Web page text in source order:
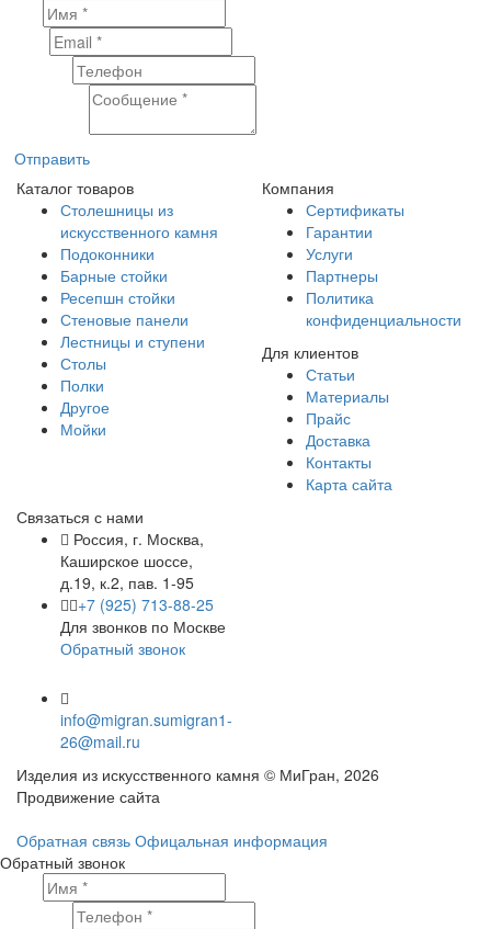
Отправить
Каталог товаров
Столешницы из
искусственного камня
Подоконники
Барные стойки
Ресепшн стойки
Стеновые панели
Лестницы и ступени
Столы
Полки
Другое
Мойки
Компания
Сертификаты
Гарантии
Услуги
Партнеры
Политика
конфиденциальности
Для клиентов
Статьи
Материалы
Прайс
Доставка
Контакты
Карта сайта
Связаться с нами
Россия, г. Москва,
Каширское шоссе,
д.19, к.2, пав. 1-95
+7 (925) 713-88-25
Для звонков по Москве
Обратный звонок
info@migran.sumigran1-
26@mail.ru
Изделия из искусственного камня © МиГран, 2026
Продвижение сайта
Обратная связь Офицальная информация
Обратный звонок